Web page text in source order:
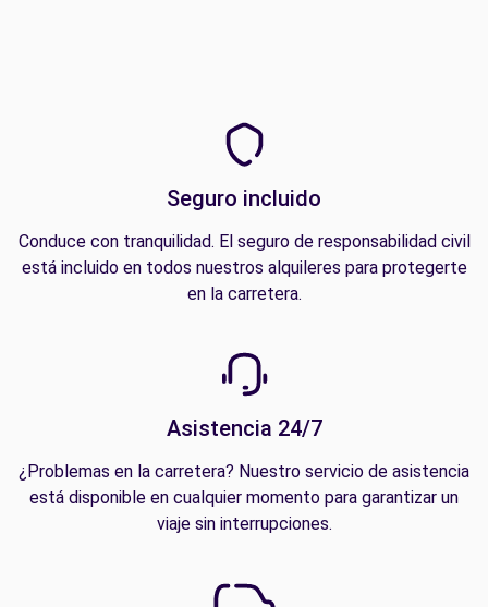
Seguro incluido
Conduce con tranquilidad. El seguro de responsabilidad civil
está incluido en todos nuestros alquileres para protegerte
en la carretera.
Asistencia 24/7
¿Problemas en la carretera? Nuestro servicio de asistencia
está disponible en cualquier momento para garantizar un
viaje sin interrupciones.